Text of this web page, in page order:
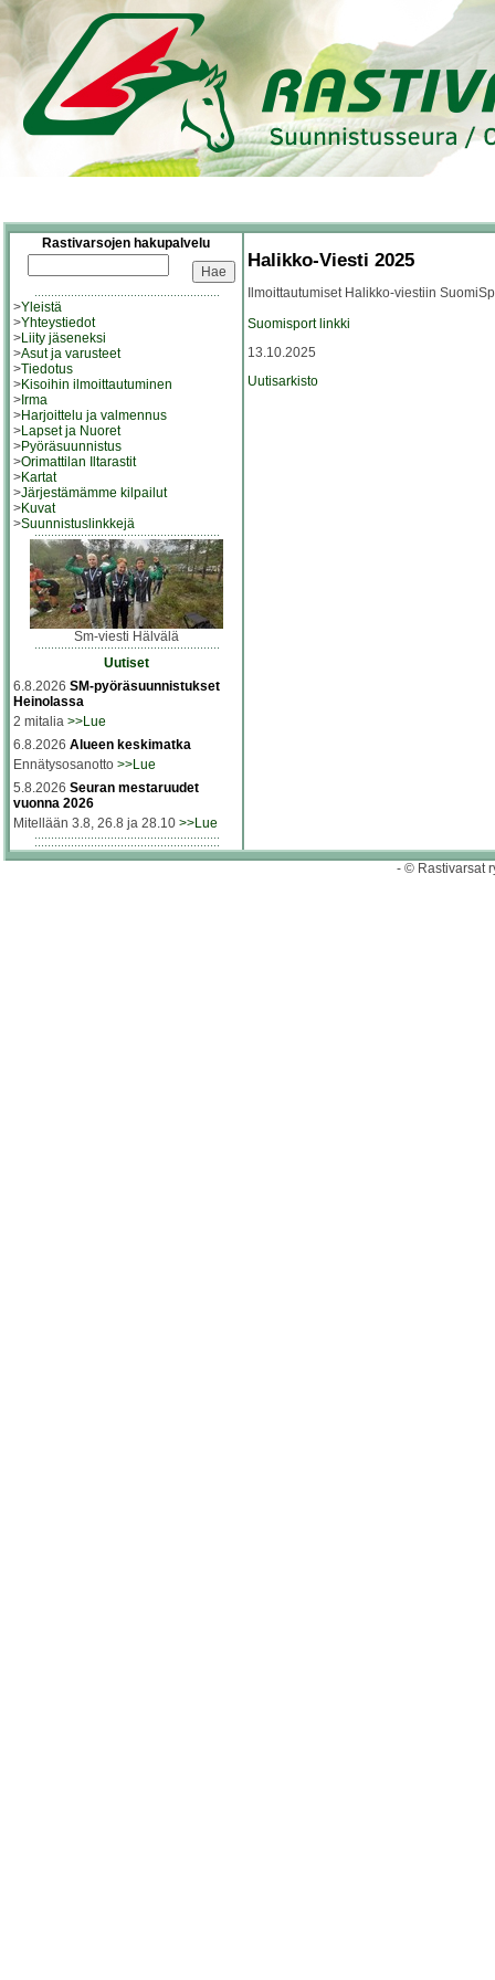
Rastivarsojen hakupalvelu
>Yleistä
>Yhteystiedot
>Liity jäseneksi
>Asut ja varusteet
>Tiedotus
>Kisoihin ilmoittautuminen
> Irma
>Harjoittelu ja valmennus
>Lapset ja Nuoret
>Pyöräsuunnistus
>Orimattilan Iltarastit
>Kartat
>Järjestämämme kilpailut
>Kuvat
>Suunnistuslinkkejä
Sm-viesti Hälvälä
Uutiset
6.8.2026 SM-pyöräsuunnistukset
Heinolassa
2 mitalia >>Lue
6.8.2026 Alueen keskimatka
Ennätysosanotto >>Lue
5.8.2026 Seuran mestaruudet
vuonna 2026
Mitellään 3.8, 26.8 ja 28.10 >>Lue
Halikko-Viesti 2025
Ilmoittautumiset Halikko-viestiin
Suomisport linkki
13.10.2025
Uutisarkisto
- © Rastivarsat